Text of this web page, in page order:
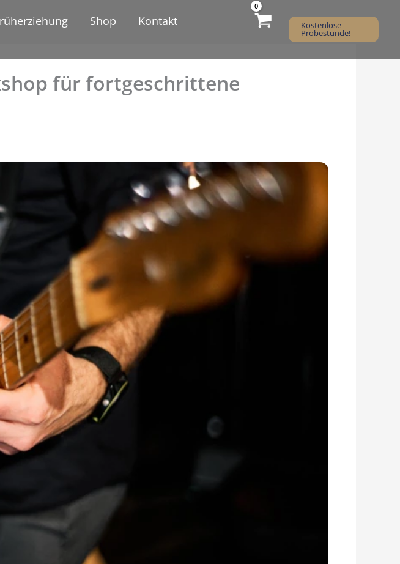
Shop
Kontakt
Kostenlose
Probestunde!
für fortgeschrittene